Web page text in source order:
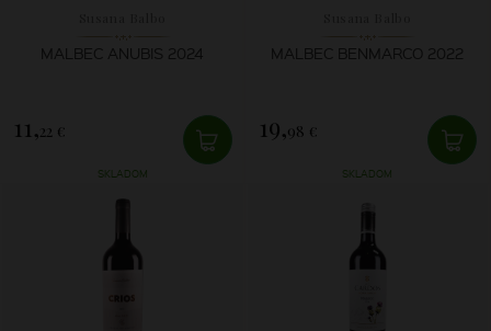
MALBEC ANUBIS 2024
11,22 €
SKLADOM
MALBEC BENMARCO 2022
19,98 €
SKLADOM